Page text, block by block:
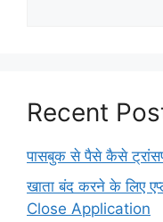
Recent
पासबुक से पैसे कैसे
खाता बंद करने के लिए
Close Application